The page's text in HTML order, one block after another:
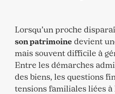
Lorsqu’un proche
son patrimoine devient
mais souvent difficile à
Entre les démarches
des biens, les questions
tensions familiales liées à